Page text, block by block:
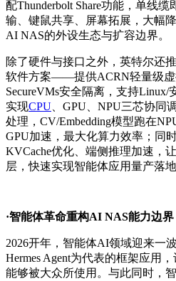
配Thunderbolt Share功能，单线
输、键鼠共享、屏幕拓展，大幅
AI NAS的外设生态与扩容边界。
除了硬件与接口之外，英特尔还
软件方案——提供ACRN轻量级虚
SecureVMs安全隔离，支持Linux/
实现CPU 、GPU、NPU三芯协
处理，CV/Embedding模型跑在
GPU加速，最大化算力效率；同
KVCache优化、端侧推理加速，
层，快速实现智能体应用量产落地
·智能体革命重构AI NAS能力边
2026开年，智能体AI领域迎来一
Hermes Agent为代表的框架应用
能够被大众所使用。与此同时，